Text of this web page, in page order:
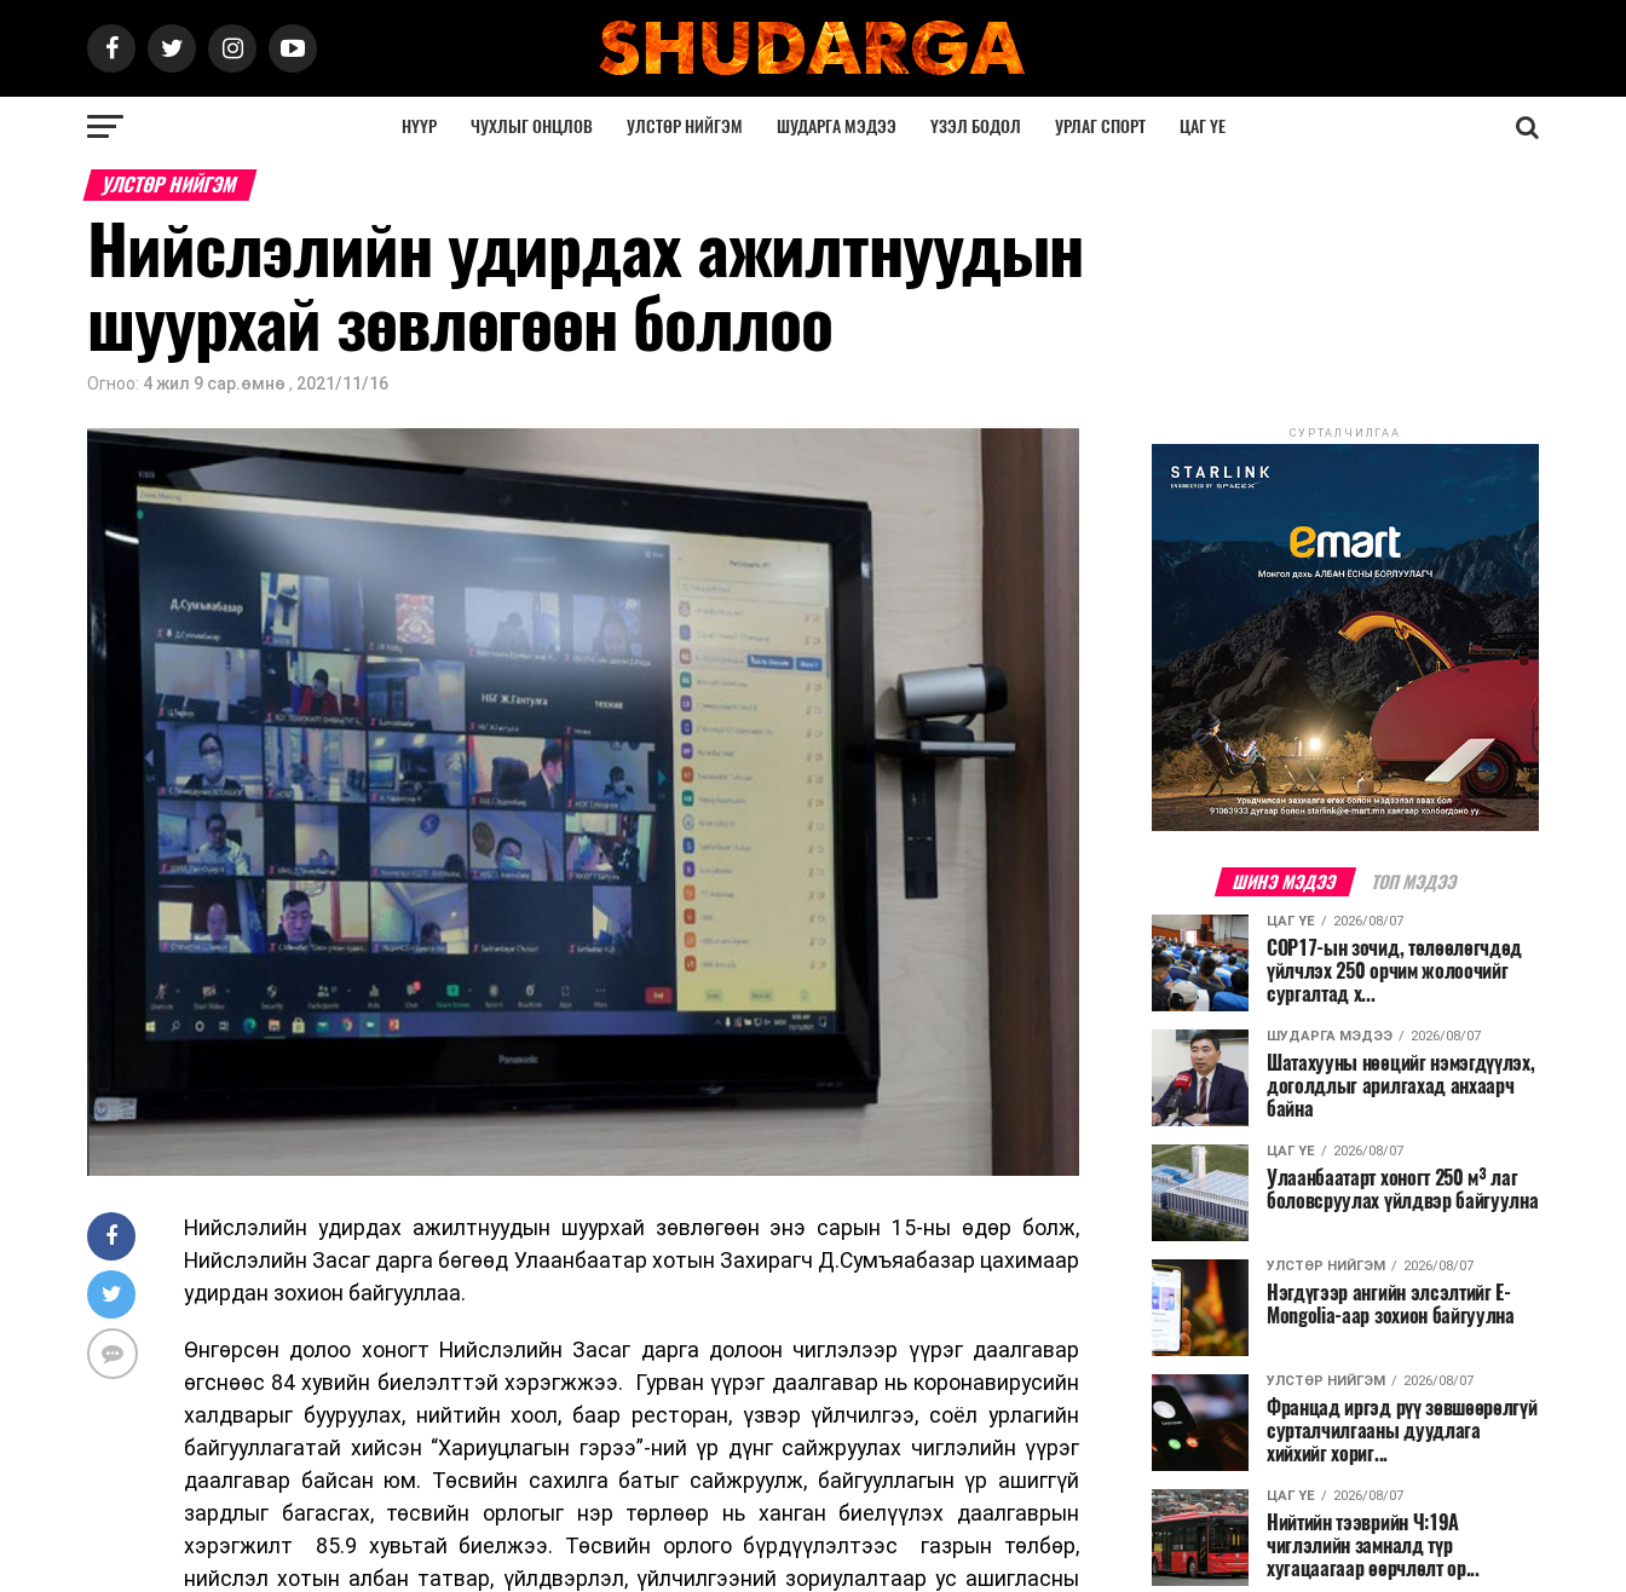
НҮҮР ЧУХЛЫГ ОНЦЛОВ УЛСТӨР НИЙГЭМ ШУДАРГА МЭДЭЭ ҮЗЭЛ БОДОЛ УРЛАГ СПОРТ ЦАГ ҮЕ
УЛСТӨР НИЙГЭМ
Нийслэлийн удирдах ажилтнуудын
шуурхай зөвлөгөөн боллоо
Огноо: 4 жил 9 сар.өмнө , 2021/11/16
Нийслэлийн удирдах ажилтнуудын шуурхай зөвлөгөөн энэ сарын 15-ны өдөр болж,
Нийслэлийн Засаг дарга бөгөөд Улаанбаатар хотын Захирагч Д.Сумъяабазар цахимаар
удирдан зохион байгууллаа.
Өнгөрсөн долоо хоногт Нийслэлийн Засаг дарга долоон чиглэлээр үүрэг даалгавар
өгснөөс 84 хувийн биелэлттэй хэрэгжжээ. Гурван үүрэг даалгавар нь коронавирусийн
халдварыг бууруулах, нийтийн хоол, баар ресторан, үзвэр үйлчилгээ, соёл урлагийн
байгууллагатай хийсэн “Хариуцлагын гэрээ”-ний үр дүнг сайжруулах чиглэлийн үүрэг
даалгавар байсан юм. Төсвийн сахилга батыг сайжруулж, байгууллагын үр ашиггүй
зардлыг багасгах, төсвийн орлогыг нэр төрлөөр нь ханган биелүүлэх даалгаврын
хэрэгжилт 85.9 хувьтай биелжээ. Төсвийн орлого бүрдүүлэлтээс газрын төлбөр,
нийслэл хотын албан татвар, үйлдвэрлэл, үйлчилгээний зориулалтаар ус ашигласны
СУРТАЛЧИЛГАА
ШИНЭ МЭДЭЭ ТОП МЭДЭЭ
ЦАГ ҮЕ 2026/08/07
COP17-ын зочид, төлөөлөгчдөд
үйлчлэх 250 орчим жолоочийг
сургалтад х...
ШУДАРГА МЭДЭЭ 2026/08/07
Шатахууны нөөцийг нэмэгдүүлэх,
доголдлыг арилгахад анхаарч
байна
ЦАГ ҮЕ 2026/08/07
Улаанбаатарт хоногт 250 м³ лаг
боловсруулах үйлдвэр байгуулна
УЛСТӨР НИЙГЭМ 2026/08/07
Нэгдүгээр ангийн элсэлтийг E-
Mongolia-аар зохион байгуулна
УЛСТӨР НИЙГЭМ 2026/08/07
Францад иргэд рүү зөвшөөрөлгүй
сурталчилгааны дуудлага
хийхийг хориг...
ЦАГ ҮЕ 2026/08/07
Нийтийн тээврийн Ч:19А
чиглэлийн замналд түр
хугацаагаар өөрчлөлт ор...